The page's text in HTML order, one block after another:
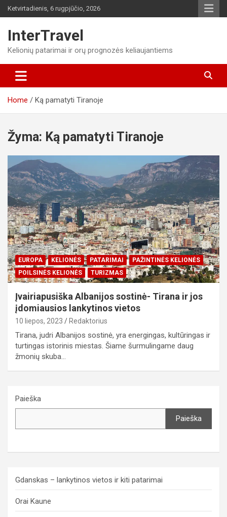
Skip
to
Ketvirtadienis, 6 rugpjūčio, 2026
InterTravel
Kelionių patarimai ir orų prognozės keliaujantiems
Home Ką pamatyti Tiranoje
Žyma: Ką pamatyti Tiranoje
EUROPA KELIONĖS PATARIMAI
PAŽINTINĖS KELIONĖS
POILSINĖS KELIONĖS
TURIZMAS
Įvairiapusiška Albanijos sostinė- Tirana ir jos
įdomiausios lankytinos vietos
10 liepos, 2023 Redaktorius
Tirana, judri Albanijos sostinė, yra energingas, kultūringas ir
turtingas istorinis miestas. Šiame šurmulingame daug
žmonių skuba…
Paieška
Paieška
Gdanskas – lankytinos vietos ir kiti patarimai
Orai Kaune